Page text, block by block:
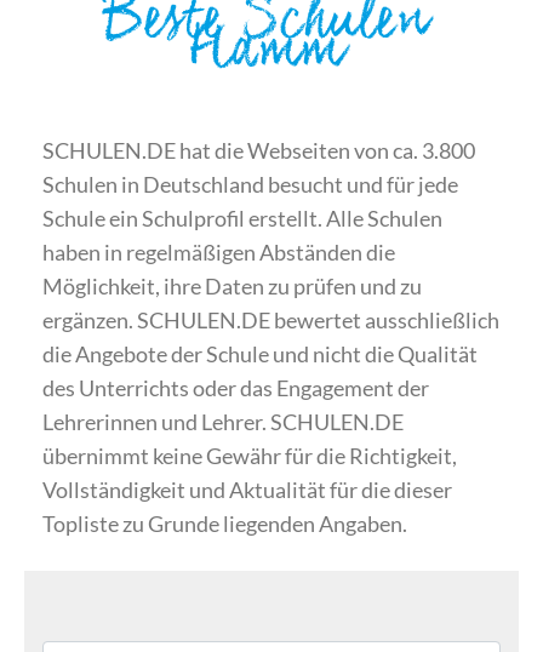
Beste Schulen
Hamm
SCHULEN.DE hat die Webseiten von ca. 3.800
Schulen in Deutschland besucht und für jede
Schule ein Schulprofil erstellt. Alle Schulen
haben in regelmäßigen Abständen die
Möglichkeit, ihre Daten zu prüfen und zu
ergänzen. SCHULEN.DE bewertet ausschließlich
die Angebote der Schule und nicht die Qualität
des Unterrichts oder das Engagement der
Lehrerinnen und Lehrer. SCHULEN.DE
übernimmt keine Gewähr für die Richtigkeit,
Vollständigkeit und Aktualität für die dieser
Topliste zu Grunde liegenden Angaben.